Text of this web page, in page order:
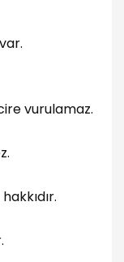
vurulamaz.